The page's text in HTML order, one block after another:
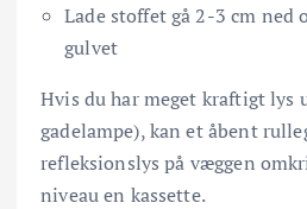
Lade stoffet gå 2-3 cm ned
gulvet
Hvis du har meget kraftigt lys
gadelampe), kan et åbent
refleksionslys på væggen
niveau en kassette.